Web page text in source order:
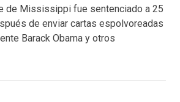
de Mississippi fue sentenciado a 25
de enviar cartas espolvoreadas
Barack Obama y otros